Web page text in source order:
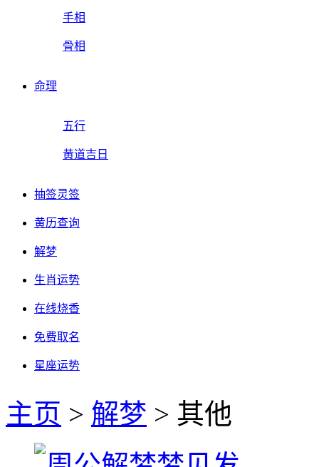
手相
骨相
命理
五行
黄道吉日
抽签灵签
黄历查询
解梦
生肖运势
在线烧香
免费取名
星座运势
主页 > 解梦 > 其他